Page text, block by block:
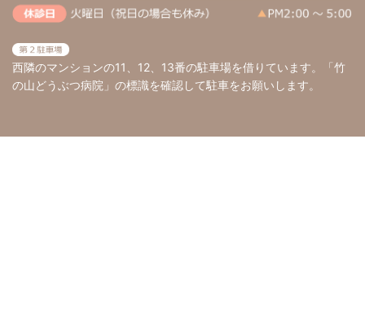
西隣のマンションの11、12、13番の駐車場を借りています。「竹
の山どうぶつ病院」の標識を確認して駐車をお願いします。